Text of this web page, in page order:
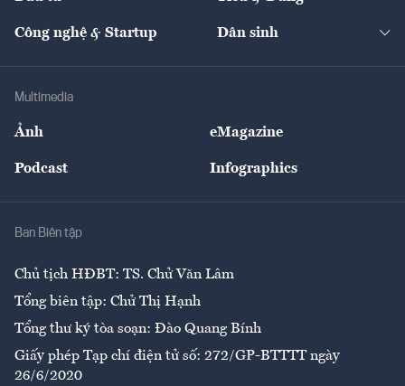
Tư vấn
Thị trường
Nông sản
Giải trí
Công nghệ & Startup Dân sinh
Multimedia
Ảnh eMagazine
Podcast Infographics
Ban Biên tập
Chủ tịch HĐBT: TS. Chử Văn Lâm
Tổng biên tập: Chử Thị Hạnh
Tổng thư ký tòa soạn: Đào Quang Bính
Giấy phép Tạp chí điện tử số: 272/GP-BTTTT ngày
26/6/2020